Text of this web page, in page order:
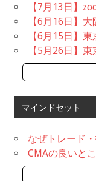
【7月13日】
【6月16日】
【6月15日】
【5月26日】
マインドセット
なぜトレード
CMAの良いと